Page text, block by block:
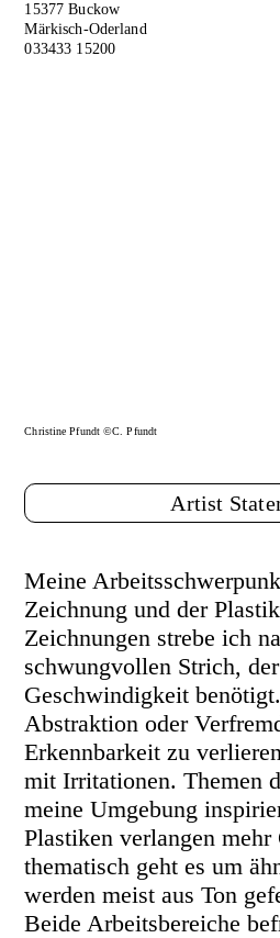
15377 Buckow
Märkisch-Oderland
033433 15200
Christine Pfundt ©C. Pfundt
Artist
Meine
Zeichnung und der
Zeichnungen strebe ich
schwungvollen Strich,
Geschwindigkeit
Abstraktion oder
Erkennbarkeit zu
mit Irritationen. Themen
meine Umgebung
Plastiken verlangen
thematisch geht es um
werden meist aus Ton
Beide Arbeitsbereiche